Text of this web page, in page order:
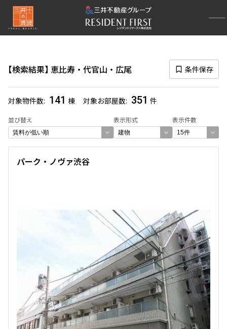
検索結果 恵比寿・代官山・広尾 条件保存
対象物件数 141 棟 対象お部屋数 351 件
並び替え 表示形式 表示件数
再検索ナビゲーション
選択中のエリア
恵比寿・代官山・広尾
(351)
選び方を変更する
お部屋を再検索
〜
パーク・ノヴァ渋谷